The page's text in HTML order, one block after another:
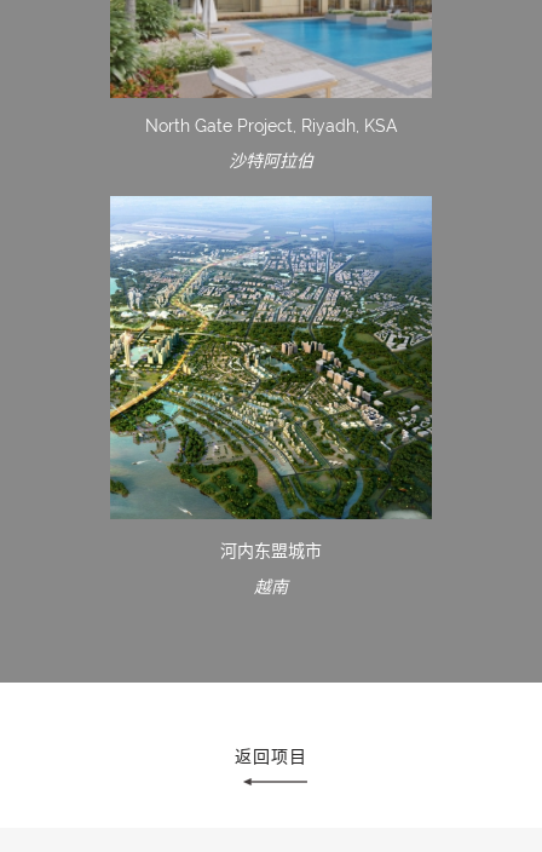
North Gate Project, Riyadh, KSA
沙特阿拉伯
河内东盟城市
越南
返回项目